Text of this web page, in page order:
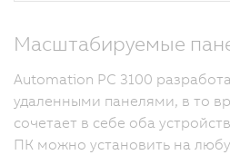
Масштабируемые
Automation PC 3100
удаленными панелями, в то
сочетает в себе оба
ПК можно установить на